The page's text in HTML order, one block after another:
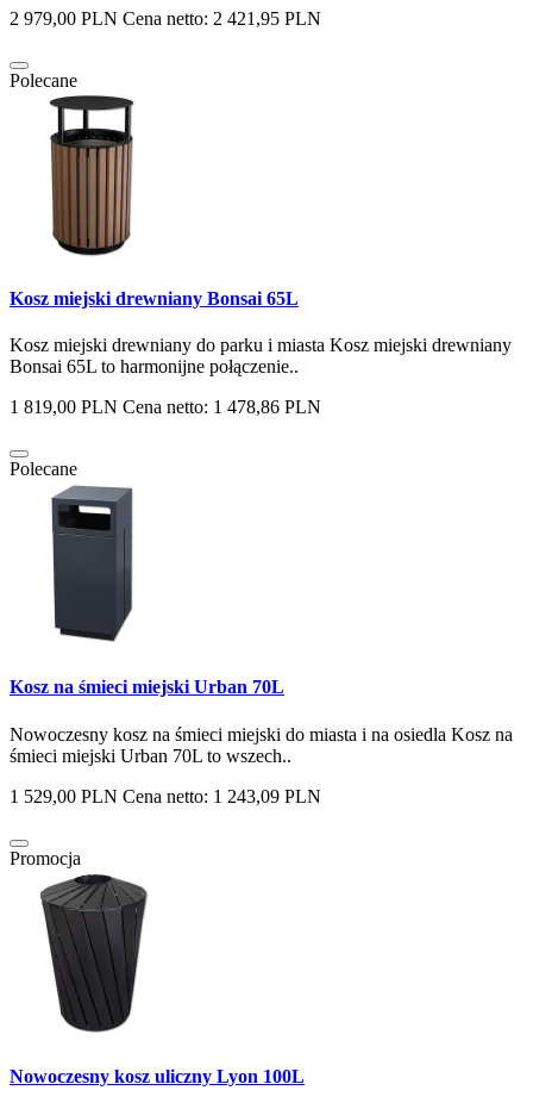
2 979,00 PLN Cena netto: 2 421,95 PLN
Polecane
Kosz miejski drewniany Bonsai 65L
Kosz miejski drewniany do parku i miasta Kosz miejski drewniany
Bonsai 65L to harmonijne połączenie..
1 819,00 PLN Cena netto: 1 478,86 PLN
Polecane
Kosz na śmieci miejski Urban 70L
Nowoczesny kosz na śmieci miejski do miasta i na osiedla Kosz na
śmieci miejski Urban 70L to wszech..
1 529,00 PLN Cena netto: 1 243,09 PLN
Promocja
Nowoczesny kosz uliczny Lyon 100L